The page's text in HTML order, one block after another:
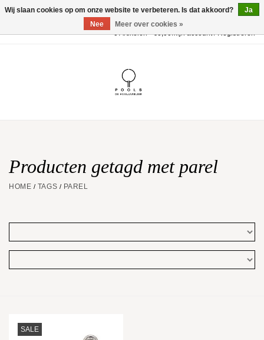
0 Artikelen - €0,00Mijn account / Registreren
Huwelijk
Aanbiedingen
Producten getagd met parel
HOME / TAGS / PAREL
SALE
Wij slaan cookies op om onze website te verbeteren. Is dat akkoord?
Ja
Nee
Meer over cookies »